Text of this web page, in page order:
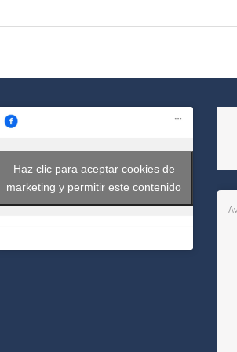
Haz clic para aceptar cookies de
marketing y permitir este contenido